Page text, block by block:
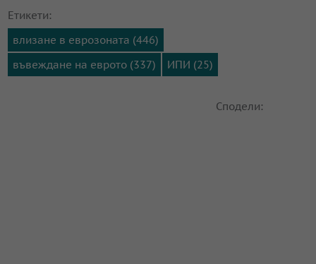
Етикети:
влизане в еврозоната (446)
въвеждане на еврото (337)
ИПИ (25)
Сподели: